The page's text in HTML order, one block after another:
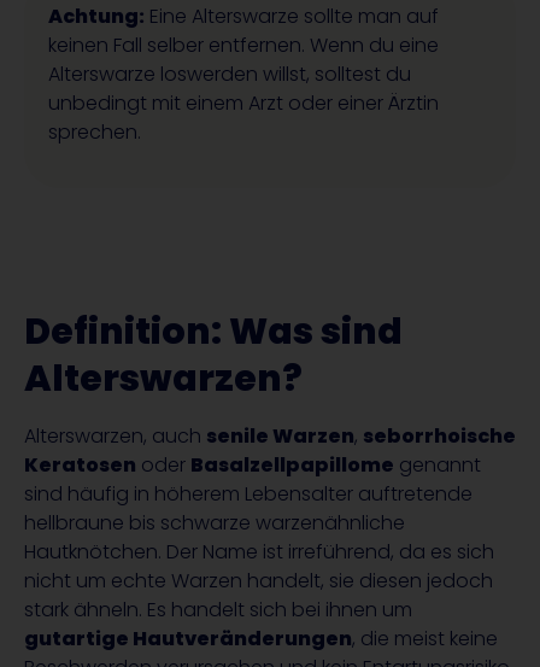
Achtung: Eine Alterswarze sollte man auf
keinen Fall selber entfernen. Wenn du eine
Alterswarze loswerden willst, solltest du
unbedingt mit einem Arzt oder einer Ärztin
sprechen.
Definition: Was sind
Alterswarzen?
Alterswarzen, auch senile Warzen, seborrhoische
Keratosen oder Basalzellpapillome genannt
sind häufig in höherem Lebensalter auftretende
hellbraune bis schwarze warzenähnliche
Hautknötchen. Der Name ist irreführend, da es sich
nicht um echte Warzen handelt, sie diesen jedoch
stark ähneln. Es handelt sich bei ihnen um
gutartige Hautveränderungen, die meist keine